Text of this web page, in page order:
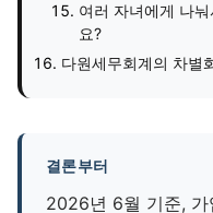
여러 자녀에게 나
요?
다원세무회계의 차별
결론부터
2026년 6월 기준, 가